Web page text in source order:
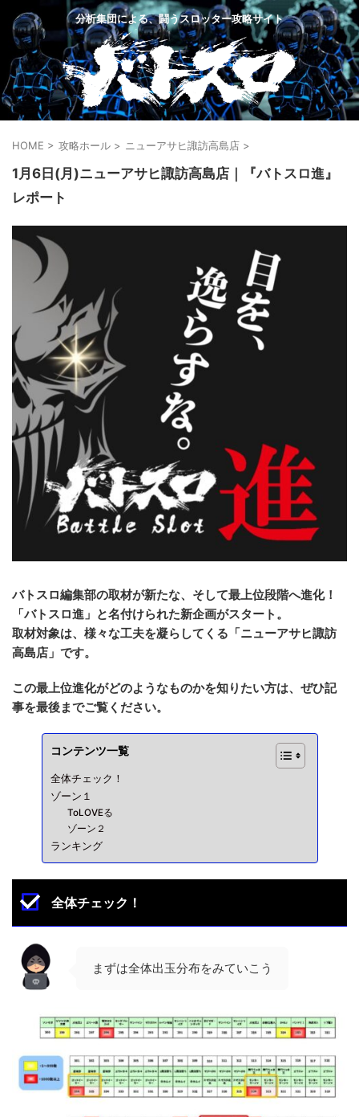
分析集団による、闘うスロッター攻略サイト
HOME > 攻略ホール > ニューアサヒ諏訪高島店 >
1月6日(月)ニューアサヒ諏訪高島店｜『バトスロ進』
レポート
バトスロ編集部の取材が新たな、そして最上位段階へ進化！
「バトスロ進」と名付けられた新企画がスタート。
取材対象は、様々な工夫を凝らしてくる「ニューアサヒ諏訪
高島店」です。
この最上位進化がどのようなものかを知りたい方は、ぜひ記
事を最後までご覧ください。
コンテンツ一覧
全体チェック！
ゾーン１
ToLOVEる
ゾーン２
ランキング
全体チェック！
まずは全体出玉分布をみていこう